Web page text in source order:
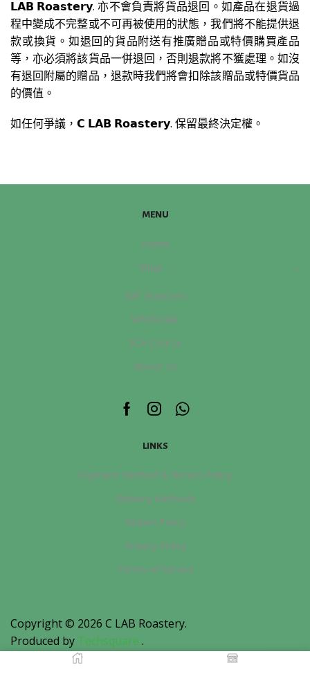
𝗟𝗔𝗕 𝗥𝗼𝗮𝘀𝘁𝗲𝗿𝘆. 亦不會負責將貨品退回。如產品在退貨過
程中變成不完整或不可再被使用的狀態，我們將不能提供退
款或換貨。如退回的貨品附送有推廣贈品或特價購買產品
等，亦必須將該貨品一併退回，否則退款將不獲處理。如沒
有退回附屬的贈品，退款時我們將會扣除該贈品或特價貨品
的價值。
如任何爭議，𝗖 𝗟𝗔𝗕 𝗥𝗼𝗮𝘀𝘁𝗲𝗿𝘆. 保留最終決定權。
MENU
Home
Shop
IMF Roasters
Wholesale
SCA Course
About Us
Facebook
Instagram
Whatsapp
LINKS
Payment Method & Return Policy
Delivery Methods
Return Policy
Privacy Policy
Terms of Service
Copyright © 2026 C LAB Roastery.
Produced by Techsquare .